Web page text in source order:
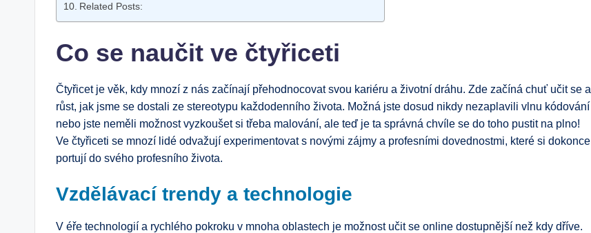
Related Posts:
Co se naučit ve čtyřiceti
Čtyřicet je věk, kdy mnozí z nás začínají přehodnocovat svou kariéru a životní dráhu. Zde začíná chuť učit se a
růst, jak jsme se dostali ze stereotypu každodenního života. Možná jste dosud nikdy nezaplavili vlnu kódování
nebo jste neměli možnost vyzkoušet si třeba malování, ale teď je ta správná chvíle se do toho pustit na plno!
Ve čtyřiceti se mnozí lidé odvažují experimentovat s novými zájmy a profesními dovednostmi, které si dokonce
portují do svého profesního života.
Vzdělávací trendy a technologie
V éře technologií a rychlého pokroku v mnoha oblastech je možnost učit se online dostupnější než kdy dříve.